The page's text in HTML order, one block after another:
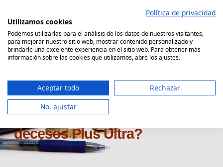
contenido
Comparador Seguro Decesos
¿Cuánto cuesta el seguro de
decesos Plus Ultra?
Política de privacidad
Utilizamos cookies
Podemos utilizarlas para el análisis de los datos de nuestros visitantes,
para mejorar nuestro sitio web, mostrar contenido personalizado y
brindarle una excelente experiencia en el sitio web. Para obtener más
información sobre las cookies que utilizamos, abre los ajustes.
Aceptar todo
Rechazar
No, ajustar